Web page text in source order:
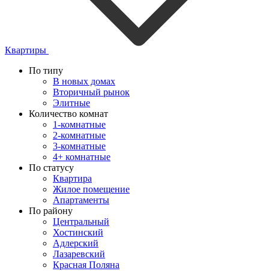
Квартиры
По типу
В новых домах
Вторичный рынок
Элитные
Количество комнат
1-комнатные
2-комнатные
3-комнатные
4+ комнатные
По статусу
Квартира
Жилое помещение
Апартаменты
По району
Центральный
Хостинский
Адлерский
Лазаревский
Красная Поляна